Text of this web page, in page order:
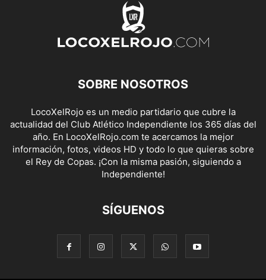
SOBRE NOSOTROS
LocoXelRojo es un medio partidario que cubre la
actualidad del Club Atlético Independiente los 365 días del
año. En LocoXelRojo.com te acercamos la mejor
información, fotos, videos HD y todo lo que quieras sobre
el Rey de Copas. ¡Con la misma pasión, siguiendo a
Independiente!
SÍGUENOS